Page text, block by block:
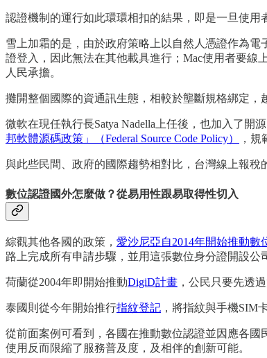
認證機制的運行如此環環相扣的結果，即是一旦使用
雪上加霜的是，由於政府策略上以自然人憑證作為
證登入，因此無法在其他載具進行；Mac使用者要線
人民承擔。
攤開整個國際的資通訊生態，相較於壟斷規格綁定，
微軟在現任執行長Satya Nadella上任後，也加入了開源
邦軟體源碼政策」（Federal Source Code Policy）
，
與此些民間、政府的國際趨勢相對比，台灣線上報稅
數位認證國外怎麼做？從易用性跟易取得性切入
綜觀其他各國的政策， 愛沙尼亞自2014年開始推動數
路上完成所有申請步驟，並用這張數位身分證開設
荷蘭從2004年即開始推動DigiD計畫 ，公民只要先透
泰國則從今年開始推行指紋登記 ，將指紋與手機SIM
從前面案例可看到，各國在推動數位認證並因應各
使用反而限縮了服務普及度，及相伴的創新可能。